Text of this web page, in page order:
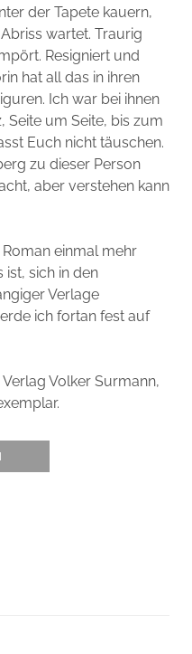
der Tapete kauern,
wartet. Traurig
Resigniert und
hat all das in ihren
Ich war bei ihnen
Seite um Seite, bis zum
Euch nicht täuschen.
zu dieser Person
aber verstehen kann
einmal mehr
ist, sich in den
Verlage
ich fortan fest auf
Volker Surmann,